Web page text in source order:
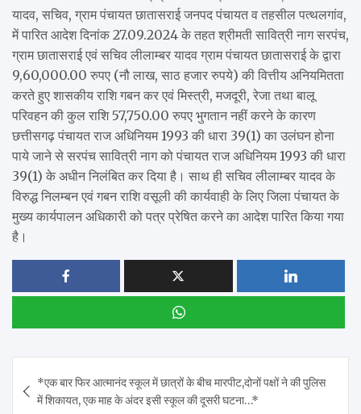
यादव, सचिव, ग्राम पंचायत छातासराई जनपद पंचायत व तहसील पत्थलगांव,
में पारित आदेश दिनांक 27.09.2024 के तहत श्रीमती सावित्री नाग सरपंच,
ग्राम छातासराई एवं सचिव लीलाम्बर यादव ग्राम पंचायत छातासराई के द्वारा
9,60,000.00 रुपए (नौ लाख, साठ हजार रुपये) की वित्तीय अनियमितता
करते हुए शासकीय राशि गबन कर एवं मिस्त्री, मजदूरी, रेजा तथा बालू
परिवहन की कुल राशि 57,750.00 रुपए भुगतान नहीं करने के कारण
छत्तीसगढ़ पंचायत राज अधिनियम 1993 की धारा 39(1) का उलंघन होना
पाये जाने से सरपंच सावित्री नाग को पंचायत राज अधिनियम 1993 की धारा
39(1) के अधीन निलंबित कर दिया है। साथ ही सचिव लीलाम्बर यादव के
विरुद्ध निलम्बन एवं गबन राशि वसूली की कार्यवाही के लिए जिला पंचायत के
मुख्य कार्यपालन अधिकारी को पत्र प्रेषित करने का आदेश पारित किया गया
है।
navigation
*एक बार फिर आत्मानंद स्कूल में छात्रों के बीच मारपीट,दोनों पक्षों ने की पुलिस
में शिकायत, एक माह के अंदर इसी स्कूल की दूसरी घटना…*